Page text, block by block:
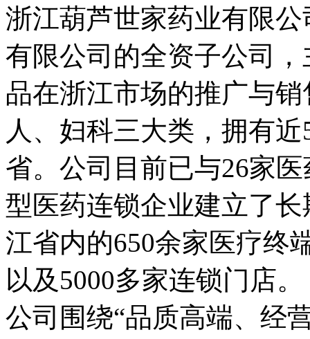
浙江葫芦世家药业有限
有限公司的全资子公司
品在浙江市场的推广与
人、妇科三大类，拥有
省。公司目前已与26家
型医药连锁企业建立了
江省内的650余家医疗终
以及5000多家连锁门店。
公司围绕“品质高端、经